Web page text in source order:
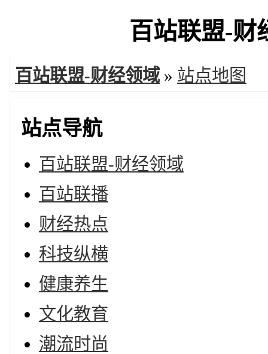
百站联盟-财
百站联盟-财经领域» 站点地图
站点导航
百站联盟-财经领域
百站联播
财经热点
科技纵横
健康养生
文化教育
潮流时尚